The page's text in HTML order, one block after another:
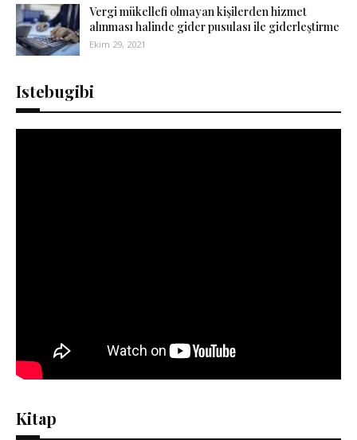
Vergi mükellefi olmayan kişilerden hizmet
alınması halinde gider pusulası ile giderleştirme
Ekim 29, 2021
Istebugibi
Kitap